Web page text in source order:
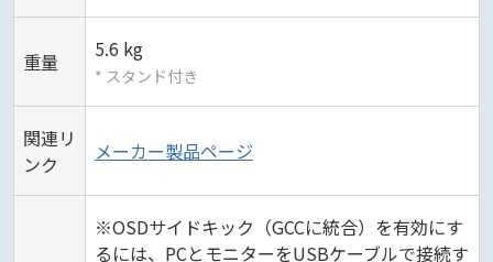
重量 5.6 kg
* スタンド付き
関連リ
ンク
メーカー製品ページ
※OSDサイドキック（GCCに統合）を有効にす
るには、PCとモニターをUSBケーブルで接続す